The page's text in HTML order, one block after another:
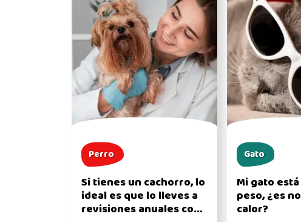
Perro
Si tienes un cachorro, lo
ideal es que lo lleves a
revisiones anuales con
Gato
Mi gato
peso, ¿es
calor?